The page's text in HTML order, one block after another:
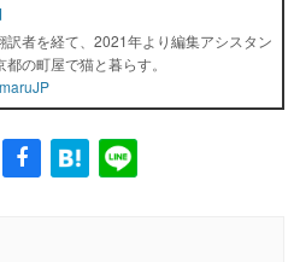
訳者を経て、2021年より編集アシスタン
都の町屋で猫と暮らす。